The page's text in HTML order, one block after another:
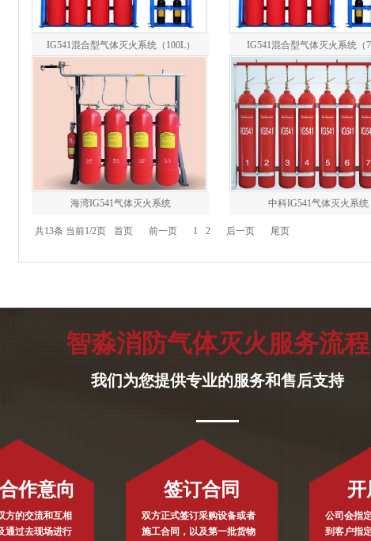
IG541混合型气体灭火系统（100L） IG541混合型气体灭火系统（
海湾IG541气体灭火系统 中科IG541气体灭火系统
共13条 当前1/2页 首页 前一页 1 2 后一页 尾页
智淼消防气体灭火服务流程
我们为您提供专业的服务和售后支持
作意向
方的交流和互相
通过去现场进行
签订合同
双方正式签订采购设备或者
施工合同，以及第一批货物
开
公司会指
到客户指